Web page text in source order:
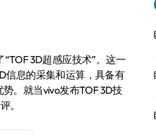
3D超感应技术”。这一
信息的采集和运算，具备有
。就当vivo发布TOF 3D技
。